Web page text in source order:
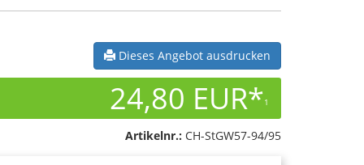
Dieses Angebot ausdrucken
24,80 EUR*1
Artikelnr.: CH-StGW57-94/95